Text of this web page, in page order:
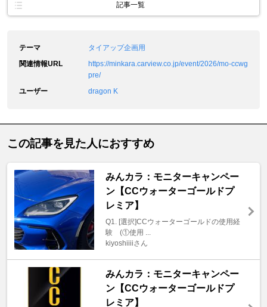
記事一覧
テーマ
タイアップ企画用
関連情報URL
https://minkara.carview.co.jp/event/2026/mo-ccwg
pre/
ユーザー
dragon K
この記事を見た人におすすめ
みんカラ：モニターキャンペー
ン【CCウォーターゴールドプ
レミア】
Q1. [選択]CCウォーターゴールドの使用経
験 (①使用 ...
kiyoshiiiiさん
みんカラ：モニターキャンペー
ン【CCウォーターゴールドプ
レミア】